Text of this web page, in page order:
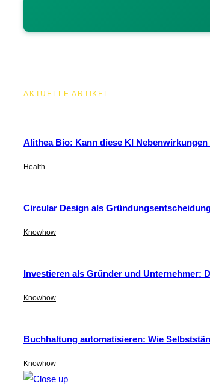
AKTUELLE ARTIKEL
Alithea Bio: Kann diese KI
Health
Circular Design als
Knowhow
Investieren als Gründer und Unternehmer:
Knowhow
Buchhaltung automatisieren: Wie
Knowhow